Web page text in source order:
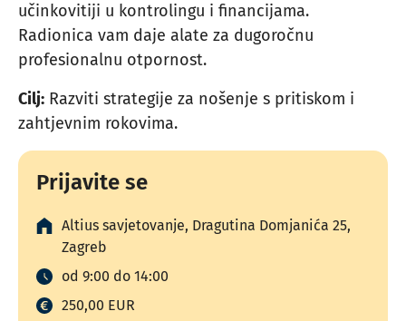
učinkovitiji u kontrolingu i financijama.
Radionica vam daje alate za dugoročnu
profesionalnu otpornost.
Cilj: Razviti strategije za nošenje s pritiskom i
zahtjevnim rokovima.
Prijavite se
Altius savjetovanje, Dragutina Domjanića 25,
Zagreb
od 9:00 do 14:00
250,00 EUR